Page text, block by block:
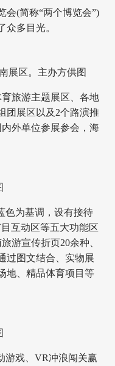
(简称“两个博览会”)
众多目光。
展区。主办方供图
旅游主题展区、各地
团展区以及2个路演推
外单位参展参会，海
为基调，设有接待
互动区等五大功能区
游宣传折页20余种、
过图文结合、实物展
地、精品体育项目等
戏、VR冲浪闯关赢